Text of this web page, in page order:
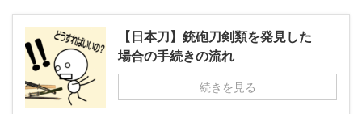
【日本刀】銃砲刀剣類を発見した
場合の手続きの流れ
続きを見る